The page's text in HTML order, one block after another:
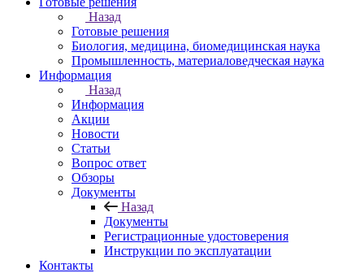
Назад
Готовые решения
Биология, медицина, биомедицинская наука
Промышленность, материаловедческая наука
Информация
Назад
Информация
Акции
Новости
Статьи
Вопрос ответ
Обзоры
Документы
Назад
Документы
Регистрационные удостоверения
Инструкции по эксплуатации
Контакты